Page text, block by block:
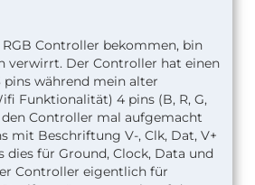
Controller bekommen, bin
verwirrt. Der Controller hat einen
während mein alter
Funktionalität) 4 pins (B, R, G,
den Controller mal aufgemacht
mit Beschriftung V-, Clk, Dat, V+
dies für Ground, Clock, Data und
Controller eigentlich für